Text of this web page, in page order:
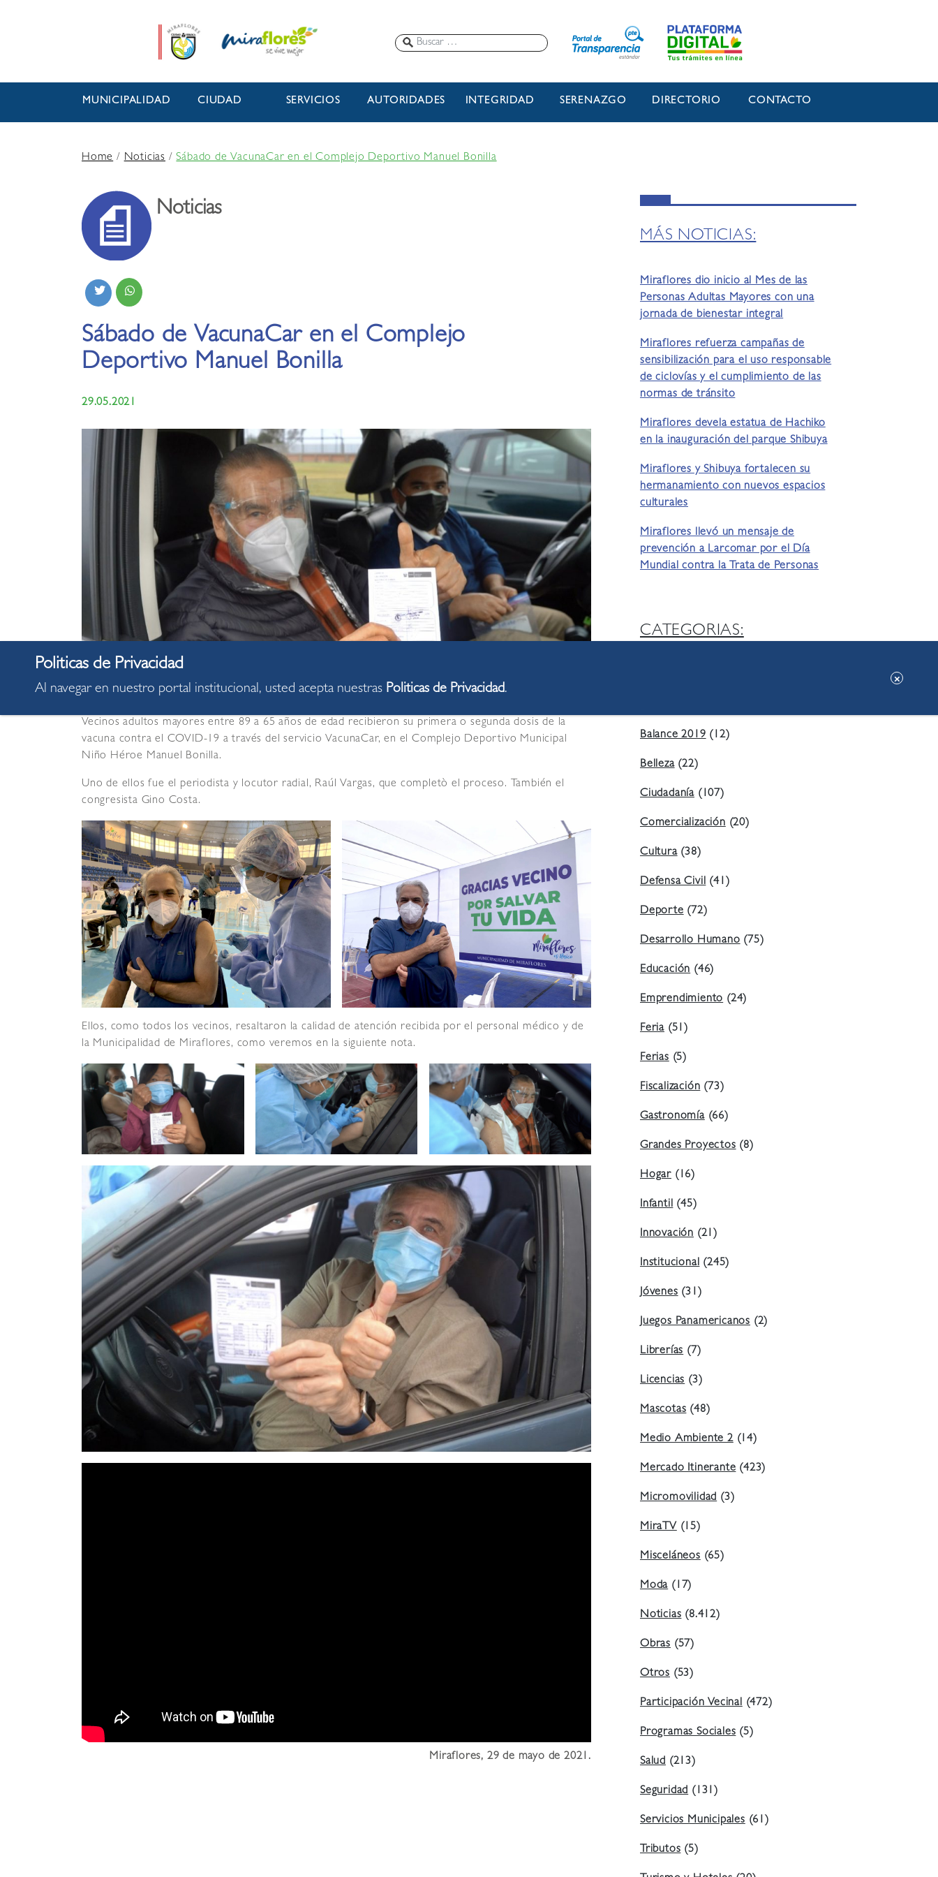
MUNICIPALIDAD CIUDAD SERVICIOS AUTORIDADES INTEGRIDAD SERENAZGO DIRECTORIO CONTACTO
Home/Noticias /Sábado de VacunaCar en el Complejo Deportivo Manuel Bonilla
Noticias
Sábado de VacunaCar en el Complejo
Deportivo Manuel Bonilla
29.05.2021
Vecinos adultos mayores entre 89 a 65 años de edad recibieron su primera o segunda dosis de la
vacuna contra el COVID-19 a través del servicio VacunaCar, en el Complejo Deportivo Municipal
Niño Héroe Manuel Bonilla.
Uno de ellos fue el periodista y locutor radial, Raúl Vargas, que completò el proceso. También el
congresista Gino Costa.
Ellos, como todos los vecinos, resaltaron la calidad de atención recibida por el personal médico y de
la Municipalidad de Miraflores, como veremos en la siguiente nota.
Miraflores, 29 de mayo de 2021.
MÁS NOTICIAS:
Miraflores dio inicio al Mes de las
Personas Adultas Mayores con una
jornada de bienestar integral
Miraflores refuerza campañas de
sensibilización para el uso responsable
de ciclovías y el cumplimiento de las
normas de tránsito
Miraflores devela estatua de Hachiko
en la inauguración del parque Shibuya
Miraflores y Shibuya fortalecen su
hermanamiento con nuevos espacios
culturales
Miraflores llevó un mensaje de
prevención a Larcomar por el Día
Mundial contra la Trata de Personas
CATEGORIAS:
Balance 2019(12)
Belleza(22)
Ciudadanía (107)
Comercialización(20)
Cultura(38)
Defensa Civil(41)
Deporte(72)
Desarrollo Humano(75)
Educación(46)
Emprendimiento(24)
Feria (51)
Ferias(5)
Fiscalización(73)
Gastronomía(66)
Grandes Proyectos(8)
Hogar (16)
Infantil(45)
Innovación (21)
Institucional(245)
Jóvenes(31)
Juegos Panamericanos (2)
Librerías(7)
Licencias(3)
Mascotas(48)
Medio Ambiente 2(14)
Mercado Itinerante(423)
Micromovilidad(3)
MiraTV(15)
Misceláneos(65)
Moda(17)
Noticias(8.412)
Obras (57)
Otros (53)
Participación Vecinal(472)
Programas Sociales(5)
Salud (213)
Seguridad(131)
Servicios Municipales(61)
Tributos(5)
Al navegar en nuestro portal institucional, usted acepta nuestras Politicas de Privacidad.